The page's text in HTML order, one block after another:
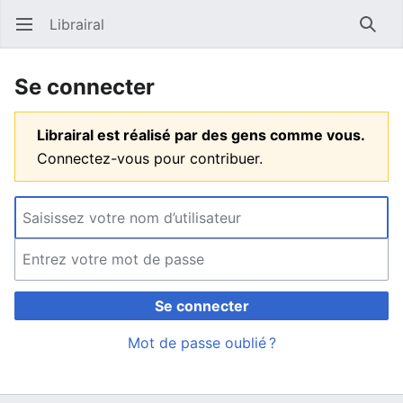
Ouvrir le menu principal Librairal
Se connecter
Librairal est réalisé par des gens comme vous.
Connectez-vous pour contribuer.
Se connecter
Mot de passe oublié ?